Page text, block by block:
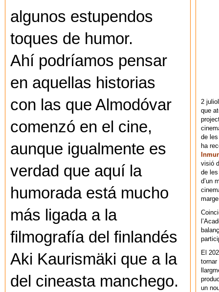
algunos estupendos
toques de humor.
Ahí podríamos pensar
en aquellas historias
con las que Almodóvar
comenzó en el cine,
aunque igualmente es
verdad que aquí la
humorada está mucho
más ligada a la
filmografía del finlandés
Aki Kaurismäki que a la
del cineasta manchego.
2
que
de
ha
visió
de
d’un
El
un